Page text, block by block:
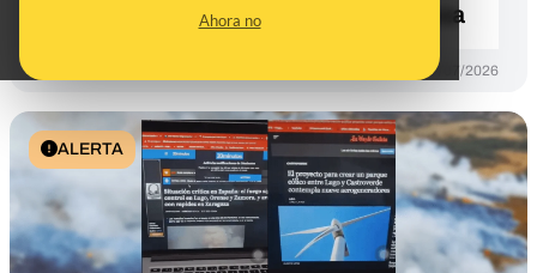
Ahora no
Ayuntamiento mantiene la ordenanza
27/07/2026
ALERTA